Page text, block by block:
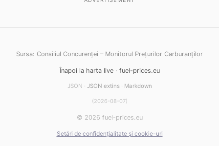
Sursa: Consiliul Concurenței – Monitorul Prețurilor Carburanților
Înapoi la harta live· fuel-prices.eu
JSON · JSON extins· Markdown
(2026-08-07)
© 2026 fuel-prices.eu
Setări de confidențialitate și cookie-uri